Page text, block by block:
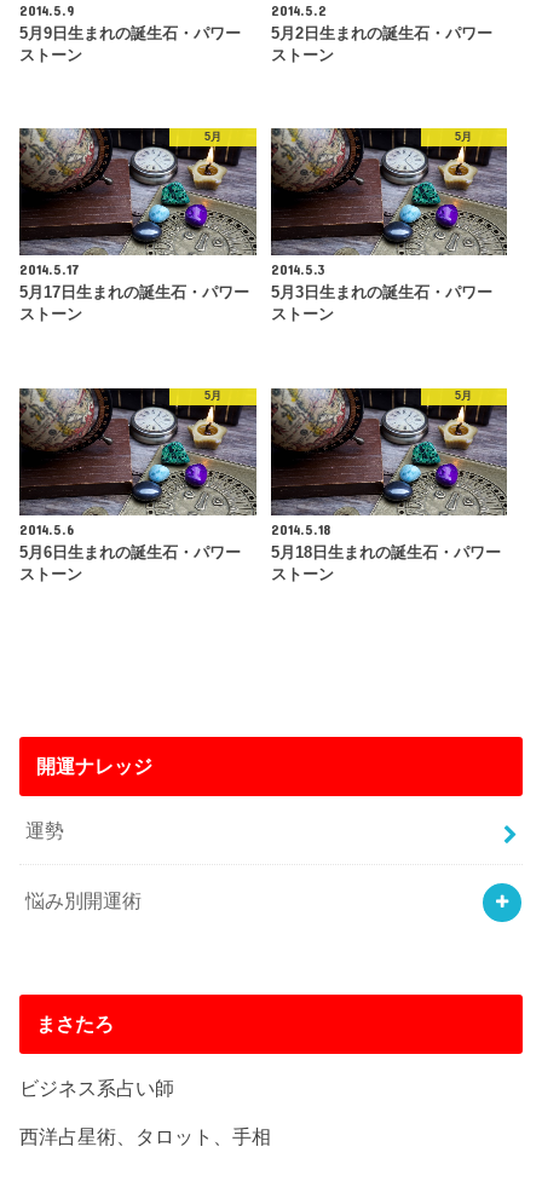
2014.5.9
5月9日生まれの誕生石・パワー
ストーン
2014.5.2
5月2日生まれの誕生石・パワー
ストーン
5月
2014.5.17
5月17日生まれの誕生石・パワー
ストーン
5月
2014.5.3
5月3日生まれの誕生石・パワー
ストーン
5月
2014.5.6
5月6日生まれの誕生石・パワー
ストーン
5月
2014.5.18
5月18日生まれの誕生石・パワー
ストーン
開運ナレッジ
運勢
悩み別開運術
まさたろ
ビジネス系占い師
西洋占星術、タロット、手相